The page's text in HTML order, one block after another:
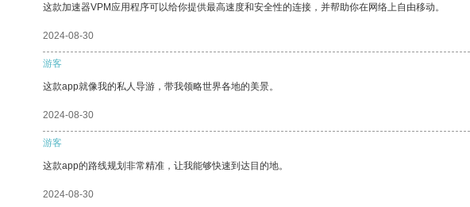
这款加速器VPM应用程序可以给你提供最高速度和安全性的连接，并帮助你在网络上自由移动。
2024-08-30
游客
这款app就像我的私人导游，带我领略世界各地的美景。
2024-08-30
游客
这款app的路线规划非常精准，让我能够快速到达目的地。
2024-08-30